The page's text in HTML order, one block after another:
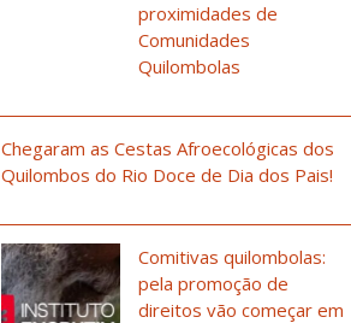
proximidades de
Comunidades
Quilombolas
Chegaram as Cestas Afroecológicas dos
Quilombos do Rio Doce de Dia dos Pais!
Comitivas quilombolas:
pela promoção de
direitos vão começar em